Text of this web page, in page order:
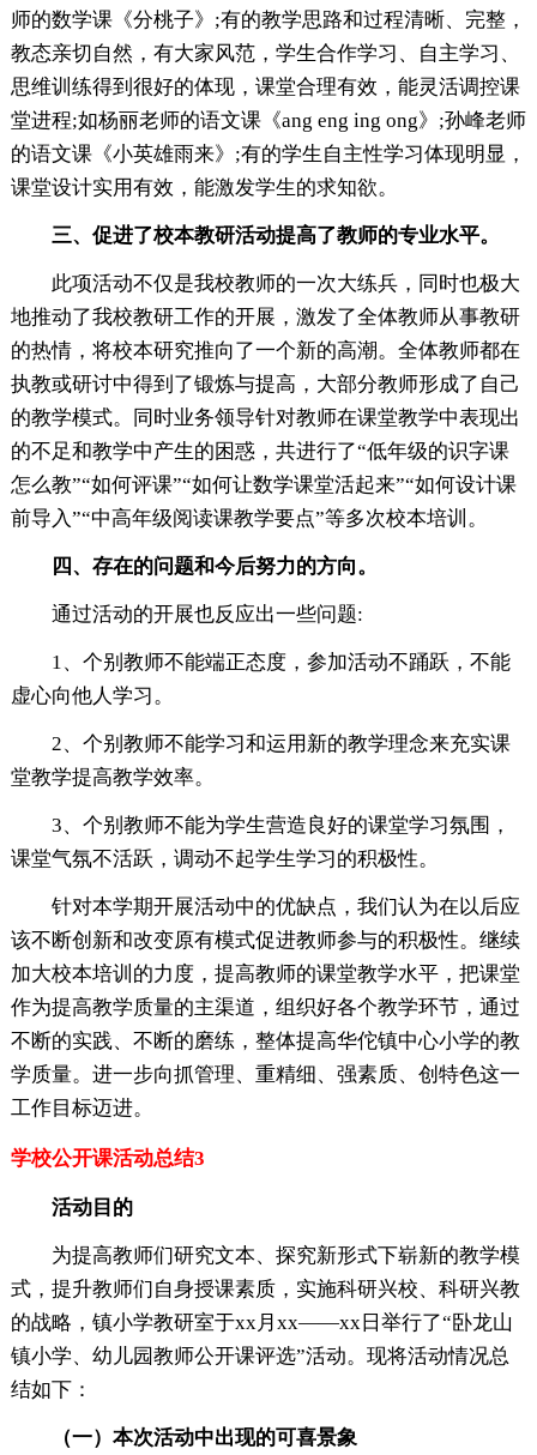
师的数学课《分桃子》;有的教学思路和过程清晰、完整，
教态亲切自然，有大家风范，学生合作学习、自主学习、
思维训练得到很好的体现，课堂合理有效，能灵活调控课
堂进程;如杨丽老师的语文课《ang eng ing ong》;孙峰老师
的语文课《小英雄雨来》;有的学生自主性学习体现明显，
课堂设计实用有效，能激发学生的求知欲。
三、促进了校本教研活动提高了教师的专业水平。
此项活动不仅是我校教师的一次大练兵，同时也极大
地推动了我校教研工作的开展，激发了全体教师从事教研
的热情，将校本研究推向了一个新的高潮。全体教师都在
执教或研讨中得到了锻炼与提高，大部分教师形成了自己
的教学模式。同时业务领导针对教师在课堂教学中表现出
的不足和教学中产生的困惑，共进行了“低年级的识字课
怎么教”“如何评课”“如何让数学课堂活起来”“如何设计课
前导入”“中高年级阅读课教学要点”等多次校本培训。
四、存在的问题和今后努力的方向。
通过活动的开展也反应出一些问题:
1、个别教师不能端正态度，参加活动不踊跃，不能
虚心向他人学习。
2、个别教师不能学习和运用新的教学理念来充实课
堂教学提高教学效率。
3、个别教师不能为学生营造良好的课堂学习氛围，
课堂气氛不活跃，调动不起学生学习的积极性。
针对本学期开展活动中的优缺点，我们认为在以后应
该不断创新和改变原有模式促进教师参与的积极性。继续
加大校本培训的力度，提高教师的课堂教学水平，把课堂
作为提高教学质量的主渠道，组织好各个教学环节，通过
不断的实践、不断的磨练，整体提高华佗镇中心小学的教
学质量。进一步向抓管理、重精细、强素质、创特色这一
工作目标迈进。
学校公开课活动总结3
活动目的
为提高教师们研究文本、探究新形式下崭新的教学模
式，提升教师们自身授课素质，实施科研兴校、科研兴教
的战略，镇小学教研室于xx月xx——xx日举行了“卧龙山
镇小学、幼儿园教师公开课评选”活动。现将活动情况总
结如下：
（一）本次活动中出现的可喜景象